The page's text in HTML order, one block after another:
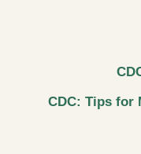
CDC: Tips for